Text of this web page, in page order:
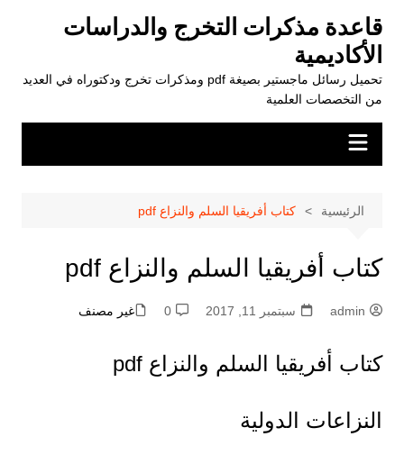
المحتوى
قاعدة مذكرات التخرج والدراسات
الأكاديمية
تحميل رسائل ماجستير بصيغة pdf ومذكرات تخرج ودكتوراه في العديد
من التخصصات العلمية
الرئيسية كتاب أفريقيا السلم والنزاع pdf
كتاب أفريقيا السلم والنزاع pdf
admin سبتمبر 11, 2017 0 غير مصنف
كتاب أفريقيا السلم والنزاع pdf
النزاعات الدولية